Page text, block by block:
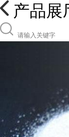
产品展